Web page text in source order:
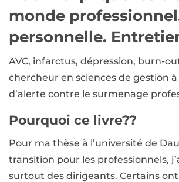
monde
personnelle.
AVC, infarctus, dépression, burn-
chercheur en sciences de gestion
d’alerte contre le surmenage
Pourquoi ce livre??
Pour ma thèse à l’université de
transition pour les professionnels,
surtout des dirigeants. Certains